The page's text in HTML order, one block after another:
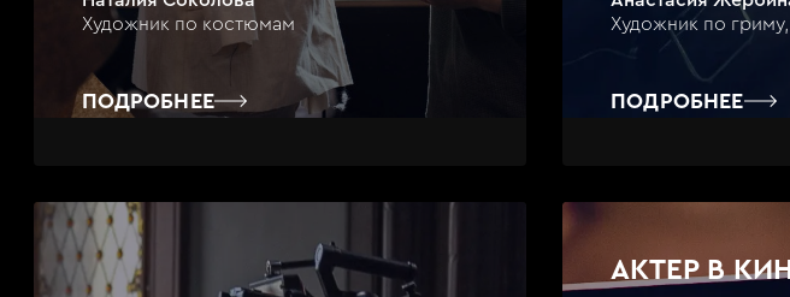
Художник по костюмам
ПОДРОБНЕЕ
Художник по
ПОДРОБНЕЕ
АКТЕР В